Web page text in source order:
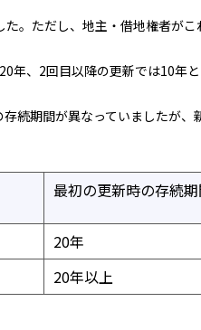
。ただし、地主・借地権者が
年、2回目以降の更新では10年
続期間が異なっていましたが
最初の更新時の存続
20年
20年以上